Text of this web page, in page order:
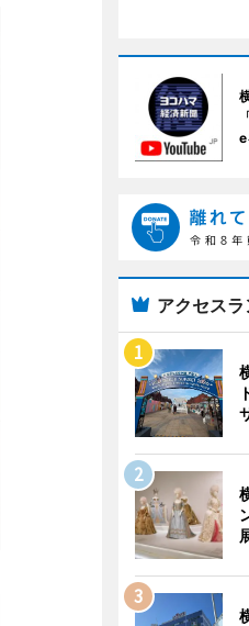
e
アクセス